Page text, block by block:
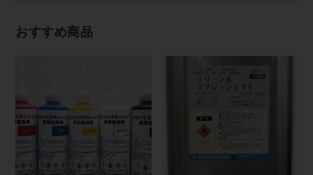
おすすめ商品